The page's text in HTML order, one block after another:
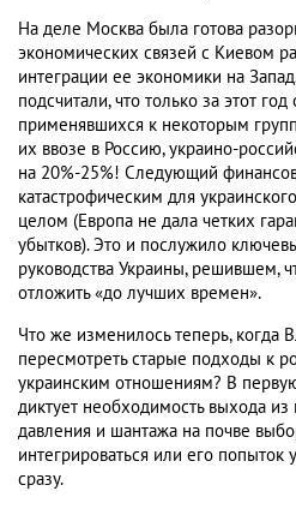
На деле Москва была готова
экономических связей с Киевом
интеграции ее экономики на
подсчитали, что только за этот
применявшихся к некоторым
их ввозе в Россию, украино-
на 20%-25%! Следующий
катастрофическим для
целом (Европа не дала четких
убытков). Это и послужило
руководства Украины, решившем,
отложить «до лучших времен».
Что же изменилось теперь, когда
пересмотреть старые подходы к
украинским отношениям? В
диктует необходимость выхода из
давления и шантажа на почве
интегрироваться или его попыток
сразу.